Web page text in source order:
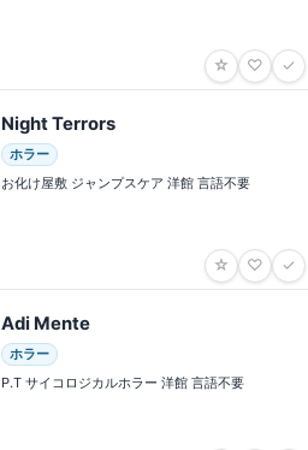
☆ ♡ ✓
Night Terrors
ホラー
お化け屋敷 ジャンプスケア 洋館 言語不要
☆ ♡ ✓
Adi Mente
ホラー
P.T サイコロジカルホラー 洋館 言語不要